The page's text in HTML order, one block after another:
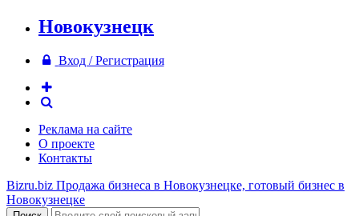
Новокузнецк
Вход / Регистрация
Реклама на сайте
О проекте
Контакты
Bizru.biz Продажа бизнеса в Новокузнецке, готовый бизнес в
Новокузнецке